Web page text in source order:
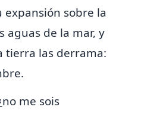
expansión sobre la
aguas de la mar, y
tierra las derrama:
me sois